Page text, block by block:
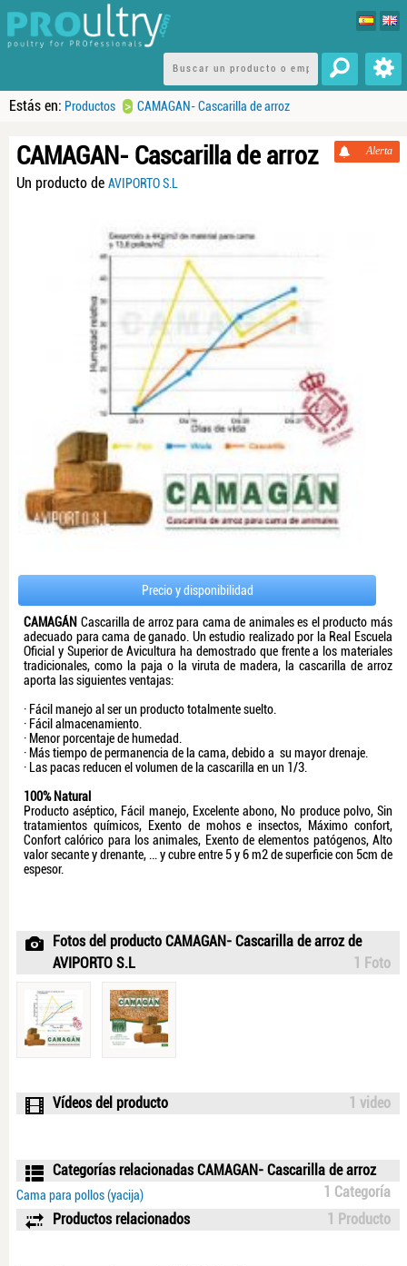
Estás en: Productos > CAMAGAN- Cascarilla de arroz
CAMAGAN- Cascarilla de arroz Alerta
Un producto de AVIPORTO S.L
Precio y disponibilidad
CAMAGÁN Cascarilla de arroz para cama de animales es el producto más
adecuado para cama de ganado. Un estudio realizado por la Real Escuela
Oficial y Superior de Avicultura ha demostrado que frente a los materiales
tradicionales, como la paja o la viruta de madera, la cascarilla de arroz
aporta las siguientes ventajas:
· Fácil manejo al ser un producto totalmente suelto.
· Fácil almacenamiento.
· Menor porcentaje de humedad.
· Más tiempo de permanencia de la cama, debido a su mayor drenaje.
· Las pacas reducen el volumen de la cascarilla en un 1/3.
100% Natural
Producto aséptico, Fácil manejo, Excelente abono, No produce polvo, Sin
tratamientos químicos, Exento de mohos e insectos, Máximo confort,
Confort calórico para los animales, Exento de elementos patógenos, Alto
valor secante y drenante, … y cubre entre 5 y 6 m2 de superficie con 5cm de
espesor.
Fotos del producto CAMAGAN- Cascarilla de arroz de
AVIPORTO S.L
1 Foto
Vídeos del producto 1 video
Categorías relacionadas CAMAGAN- Cascarilla de arroz
1 Categoría
Cama para pollos (yacija)
Productos relacionados 1 Producto